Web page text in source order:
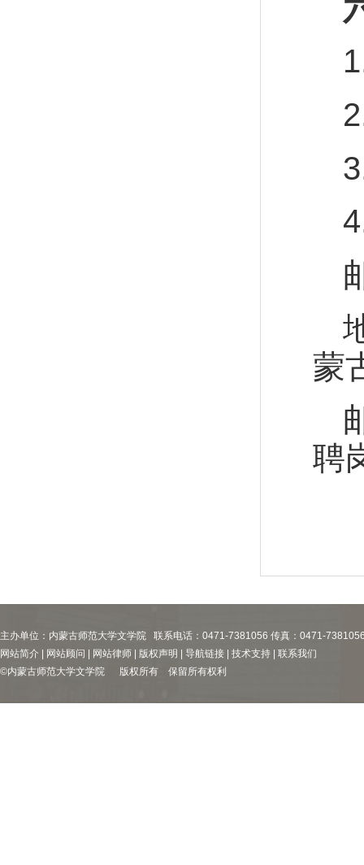
蒙
聘
主办单位：内蒙古师范大学文学院 联系电话：0471-7381056 传真：0471-
网站简介 | 网站顾问 | 网站律师 | 版权声明 | 导航链接 | 技术支持 | 联系我们
©内蒙古师范大学文学院 版权所有 保留所有权利